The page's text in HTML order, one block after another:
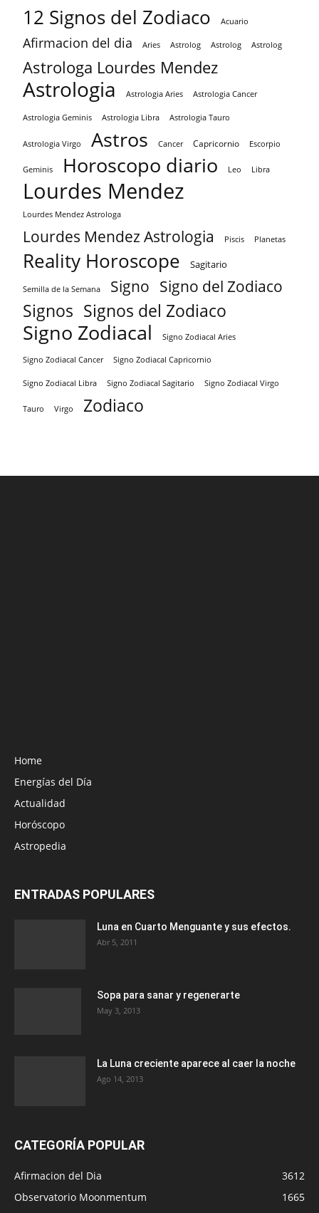
12 Signos del Zodiaco Acuario
Afirmacion del dia Aries Astrolog Astrolog Astrolog
Astrologa Lourdes Mendez
Astrologia Astrologia Aries Astrologia Cancer
Astrologia Geminis Astrologia Libra Astrologia Tauro
Astrologia Virgo Astros Cancer Capricornio Escorpio
Geminis Horoscopo diario Leo Libra
Lourdes Mendez
Lourdes Mendez Astrologa
Lourdes Mendez Astrologia Piscis Planetas
Reality Horoscope Sagitario
Semilla de la Semana Signo Signo del Zodiaco
Signos Signos del Zodiaco
Signo Zodiacal Signo Zodiacal Aries
Signo Zodiacal Cancer Signo Zodiacal Capricornio
Signo Zodiacal Libra Signo Zodiacal Sagitario Signo Zodiacal Virgo
Tauro Virgo Zodiaco
Home
Energías del Día
Actualidad
Horóscopo
Astropedia
ENTRADAS POPULARES
Luna en Cuarto Menguante y sus efectos.
Abr 5, 2011
Sopa para sanar y regenerarte
May 3, 2013
La Luna creciente aparece al caer la noche
Ago 14, 2013
CATEGORÍA POPULAR
Afirmacion del Dia
3612
Observatorio Moonmentum
1665